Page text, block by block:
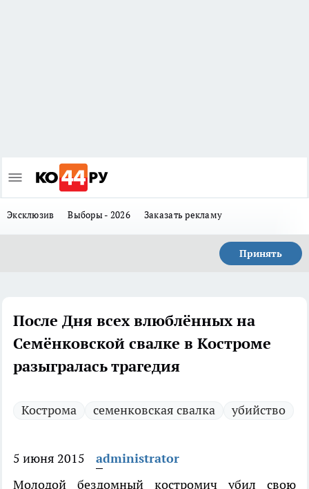
Эксклюзив Выборы - 2026 Заказать рекламу
Принять
После Дня всех влюблённых на
Семёнковской свалке в Костроме
разыгралась трагедия
Кострома семенковская свалка убийство
5 июня 2015
administrator
Молодой бездомный костромич убил свою